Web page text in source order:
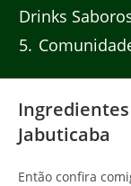
Drinks
5
Jabuticaba
Então confira